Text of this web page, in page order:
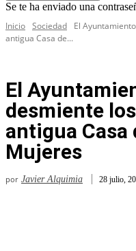
Se te ha enviado una
Inicio Sociedad
El
antigua Casa de...
El
desmiente
antigua Casa
Mujeres
por Javier Alquimia 28 julio,